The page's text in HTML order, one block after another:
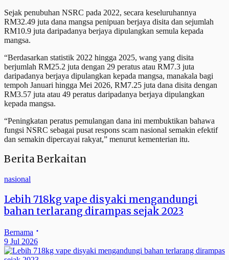
Sejak penubuhan NSRC pada 2022, secara keseluruhannya
RM32.49 juta dana mangsa penipuan berjaya disita dan sejumlah
RM10.9 juta daripadanya berjaya dipulangkan semula kepada
mangsa.
“Berdasarkan statistik 2022 hingga 2025, wang yang disita
berjumlah RM25.2 juta dengan 29 peratus atau RM7.3 juta
daripadanya berjaya dipulangkan kepada mangsa, manakala bagi
tempoh Januari hingga Mei 2026, RM7.25 juta dana disita dengan
RM3.57 juta atau 49 peratus daripadanya berjaya dipulangkan
kepada mangsa.
“Peningkatan peratus pemulangan dana ini membuktikan bahawa
fungsi NSRC sebagai pusat respons scam nasional semakin efektif
dan semakin dipercayai rakyat,” menurut kementerian itu.
Berita Berkaitan
nasional
Lebih 718kg vape disyaki mengandungi
bahan terlarang dirampas sejak 2023
Bernama
9 Jul 2026